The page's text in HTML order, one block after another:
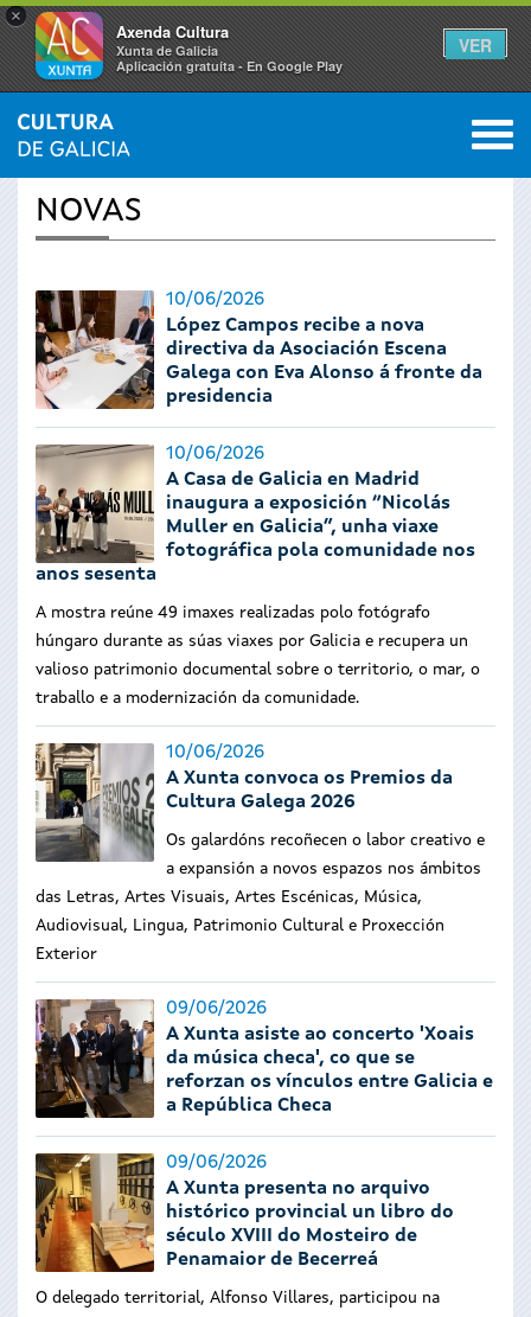
×
Axenda Cultura
Xunta de Galicia
Aplicación gratuíta - En Google Play
VER
Vostede
está
aquí
INICIO › ACTUALIDADE 0
NOVAS
10/06/2026
López Campos recibe a nova
directiva da Asociación Escena
Galega con Eva Alonso á fronte da
presidencia
10/06/2026
A Casa de Galicia en Madrid
inaugura a exposición “Nicolás
Muller en Galicia”, unha viaxe
fotográfica pola comunidade nos
anos sesenta
A mostra reúne 49 imaxes realizadas polo fotógrafo
húngaro durante as súas viaxes por Galicia e recupera un
valioso patrimonio documental sobre o territorio, o mar, o
traballo e a modernización da comunidade.
10/06/2026
A Xunta convoca os Premios da
Cultura Galega 2026
Os galardóns recoñecen o labor creativo e
a expansión a novos espazos nos ámbitos
das Letras, Artes Visuais, Artes Escénicas, Música,
Audiovisual, Lingua, Patrimonio Cultural e Proxección
Exterior
09/06/2026
A Xunta asiste ao concerto 'Xoais
da música checa', co que se
reforzan os vínculos entre Galicia e
a República Checa
09/06/2026
A Xunta presenta no arquivo
histórico provincial un libro do
século XVIII do Mosteiro de
Penamaior de Becerreá
O delegado territorial, Alfonso Villares, participou na